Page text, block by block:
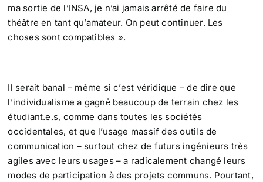
ma sortie de l’INSA, je n’ai jamais arrêté de faire du
théâtre en tant qu’amateur. On peut continuer. Les
choses sont compatibles ».
Il serait banal – même si c’est véridique – de dire que
l’individualisme a gagné́ beaucoup de terrain chez les
étudiant.e.s, comme dans toutes les sociétés
occidentales, et que l’usage massif des outils de
communication – surtout chez de futurs ingénieurs très
agiles avec leurs usages – a radicalement changé leurs
modes de participation à des projets communs. Pourtant,